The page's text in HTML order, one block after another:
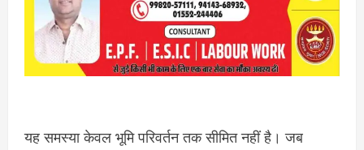
यह समस्या केवल भूमि परिवर्तन तक सीमित नहीं है। जब